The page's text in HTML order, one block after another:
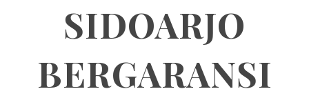
SIDOARJO
BERGARANSI